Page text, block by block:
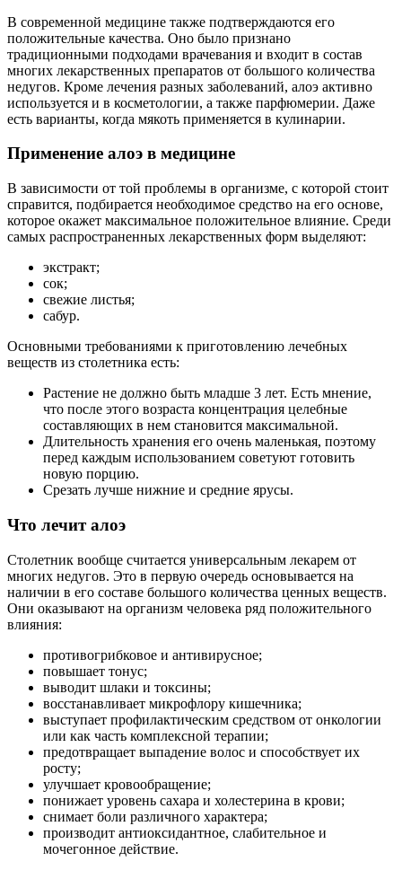
В современной медицине также подтверждаются его
положительные качества. Оно было признано
традиционными подходами врачевания и входит в состав
многих лекарственных препаратов от большого количества
недугов. Кроме лечения разных заболеваний, алоэ активно
используется и в косметологии, а также парфюмерии. Даже
есть варианты, когда мякоть применяется в кулинарии.
Применение алоэ в медицине
В зависимости от той проблемы в организме, с которой стоит
справится, подбирается необходимое средство на его основе,
которое окажет максимальное положительное влияние. Среди
самых распространенных лекарственных форм выделяют:
экстракт;
сок;
свежие листья;
сабур.
Основными требованиями к приготовлению лечебных
веществ из столетника есть:
Растение не должно быть младше 3 лет. Есть мнение,
что после этого возраста концентрация целебные
составляющих в нем становится максимальной.
Длительность хранения его очень маленькая, поэтому
перед каждым использованием советуют готовить
новую порцию.
Срезать лучше нижние и средние ярусы.
Что лечит алоэ
Столетник вообще считается универсальным лекарем от
многих недугов. Это в первую очередь основывается на
наличии в его составе большого количества ценных веществ.
Они оказывают на организм человека ряд положительного
влияния:
противогрибковое и антивирусное;
повышает тонус;
выводит шлаки и токсины;
восстанавливает микрофлору кишечника;
выступает профилактическим средством от онкологии
или как часть комплексной терапии;
предотвращает выпадение волос и способствует их
росту;
улучшает кровообращение;
понижает уровень сахара и холестерина в крови;
снимает боли различного характера;
производит антиоксидантное, слабительное и
мочегонное действие.